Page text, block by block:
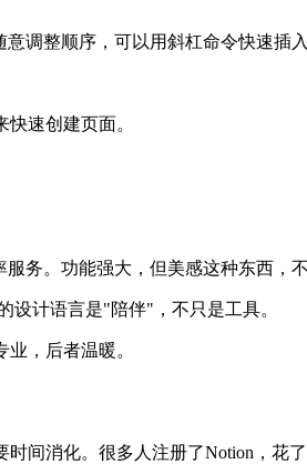
调整顺序，可以用斜杠命令快速插
速创建页面。
务。功能强大，但美感这种东西，
计语言是"陪伴"，不只是工具。
，后者温暖。
间消化。很多人注册了Notion，花